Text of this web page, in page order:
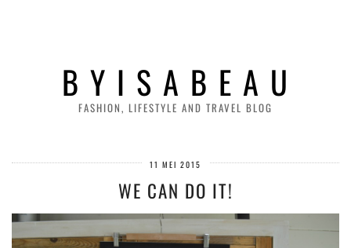
B Y I S A B E A U
FASHION, LIFESTYLE AND TRAVEL BLOG
11 MEI 2015
WE CAN DO IT!